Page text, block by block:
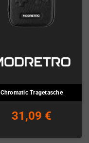
Chromatic Tragetasche
31,09 €